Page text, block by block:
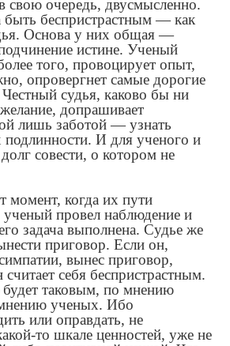
свою очередь, двусмысленно.
быть беспристрастным — как
Основа у них общая —
истине. Ученый
того, провоцирует опыт,
опровергнет самые дорогие
судья, каково бы ни
допрашивает
лишь заботой — узнать
подлинности. И для ученого и
совести, о котором не
момент, когда их пути
ученый провел наблюдение и
задача выполнена. Судье же
приговор. Если он,
вынес приговор,
считает себя беспристрастным.
будет таковым, по мнению
ученых. Ибо
или оправдать, не
то шкале ценностей, уже не